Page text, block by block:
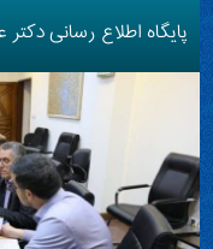
پایگاه اطلاع رسانی دکتر